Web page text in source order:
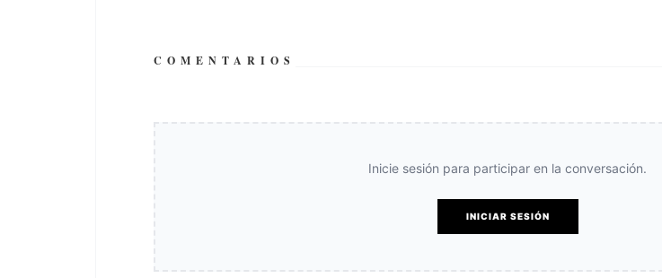
COMENTARIOS
Inicie sesión para participar en la conversación.
INICIAR SESIÓN